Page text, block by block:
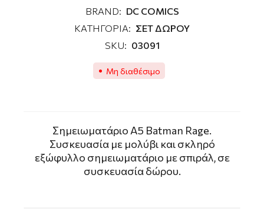
BRAND: DC COMICS
ΚΑΤΗΓΟΡΙΑ: ΣΕΤ ΔΩΡΟΥ
SKU: 03091
Μη διαθέσιμο
Σημειωματάριο A5 Batman Rage.
Συσκευασία με μολύβι και σκληρό
εξώφυλλο σημειωματάριο με σπιράλ, σε
συσκευασία δώρου.